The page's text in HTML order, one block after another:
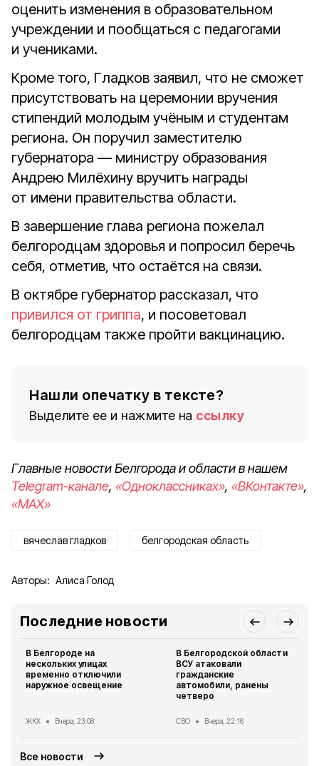
оценить изменения в образовательном
учреждении и пообщаться с педагогами
и учениками.
Кроме того, Гладков заявил, что не сможет
присутствовать на церемонии вручения
стипендий молодым учёным и студентам
региона. Он поручил заместителю
губернатора — министру образования
Андрею Милёхину вручить награды
от имени правительства области.
В завершение глава региона пожелал
белгородцам здоровья и попросил беречь
себя, отметив, что остаётся на связи.
В октябре губернатор рассказал, что
привился от гриппа, и посоветовал
белгородцам также пройти вакцинацию.
Нашли опечатку в тексте?
Выделите ее и нажмите на ссылку
Главные новости Белгорода и области в нашем
Telegram-канале, «Одноклассниках», «ВКонтакте»,
«MAX»
вячеслав гладков белгородская область
Авторы: Алиса Голод
Последние новости
В Белгороде на
нескольких улицах
временно отключили
наружное освещение
ЖКХ Вчера, 23:08
В Белгородской области
ВСУ атаковали
гражданские
автомобили, ранены
четверо
СВО Вчера, 22:16
Все новости